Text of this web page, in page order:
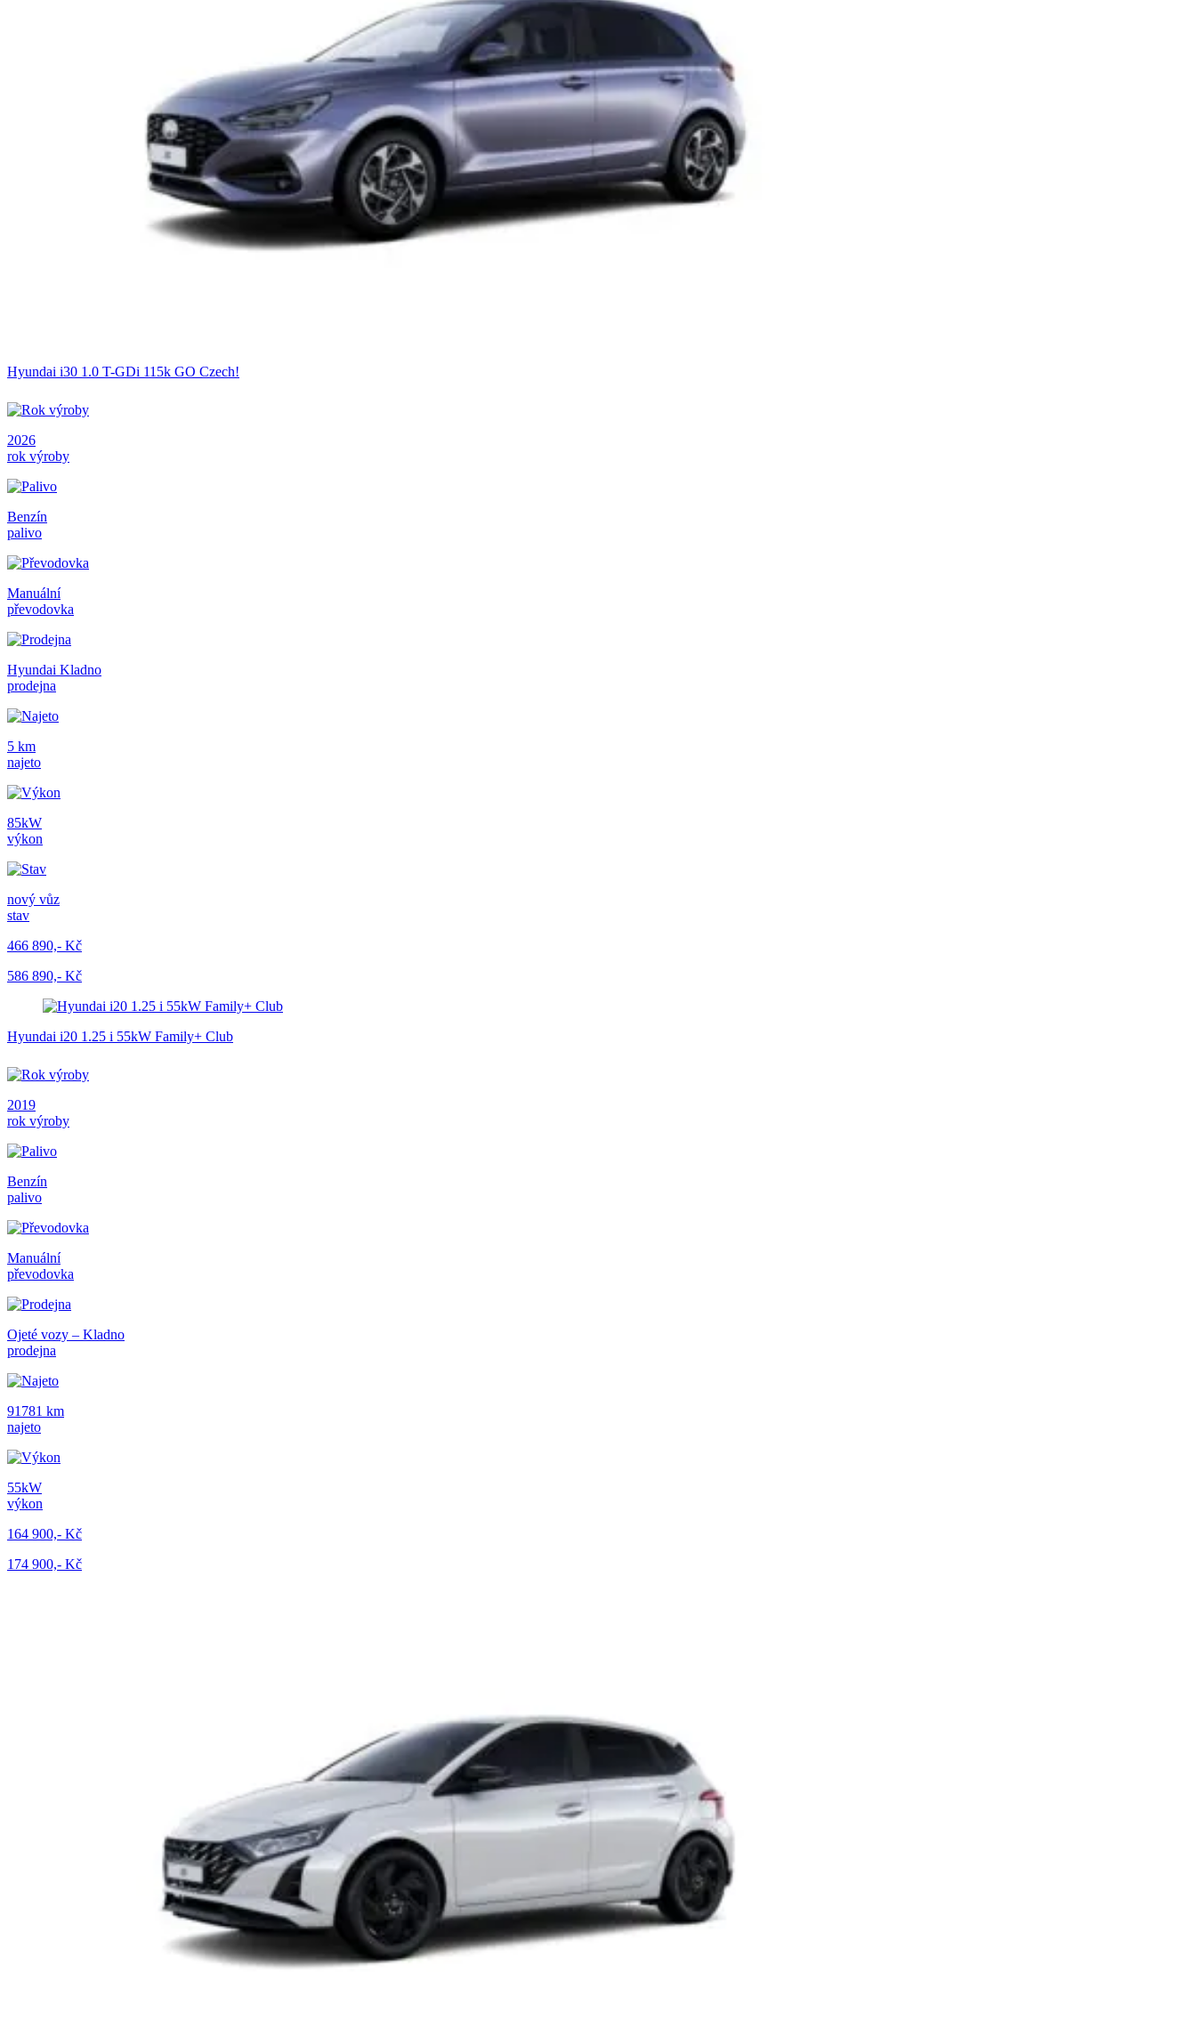
Hyundai i30 1.0 T-GDi 115k GO Czech!
2026
rok výroby
Benzín
palivo
Manuální
převodovka
Hyundai Kladno
prodejna
5 km
najeto
85kW
výkon
nový vůz
stav
466 890,- Kč
586 890,- Kč
Hyundai i20 1.25 i 55kW Family+ Club
2019
rok výroby
Benzín
palivo
Manuální
převodovka
Ojeté vozy – Kladno
prodejna
91781 km
najeto
55kW
výkon
164 900,- Kč
174 900,- Kč